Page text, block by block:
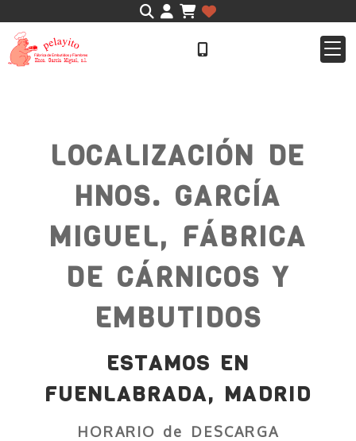
Identifícate
LOCALIZACIÓN DE
HNOS. GARCÍA
MIGUEL, FÁBRICA
DE CÁRNICOS Y
EMBUTIDOS
ESTAMOS EN
FUENLABRADA, MADRID
HORARIO de DESCARGA